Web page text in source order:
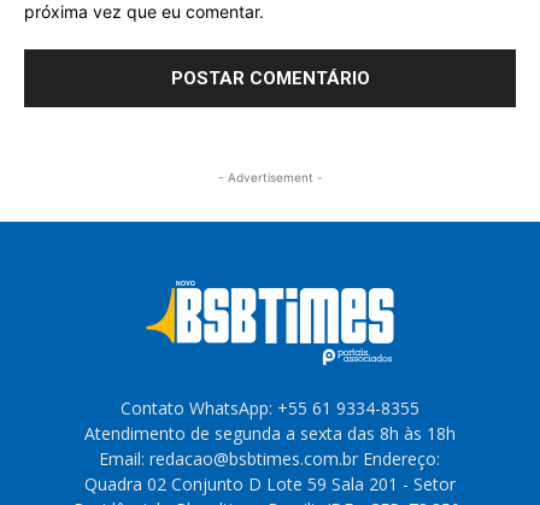
próxima vez que eu comentar.
- Advertisement -
Contato WhatsApp: +55 61 9334-8355
Atendimento de segunda a sexta das 8h às 18h
Email: redacao@bsbtimes.com.br Endereço:
Quadra 02 Conjunto D Lote 59 Sala 201 - Setor